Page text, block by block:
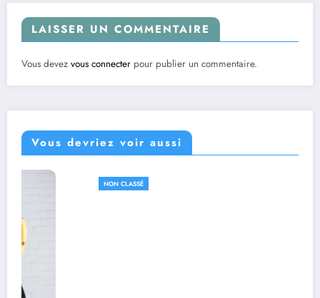
LAISSER UN COMMENTAIRE
Vous devez vous connecter pour publier un commentaire.
Vous devriez voir aussi